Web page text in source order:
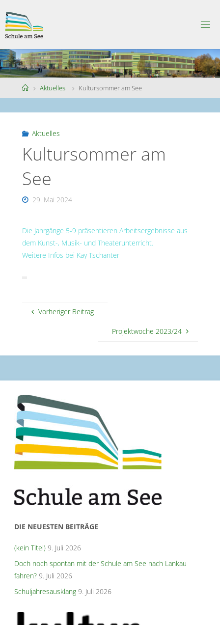
to
content
CHU
LEA
MS
EE
HomeAktuelles Kultursommer am See
Aktuelles
Kultursommer am
See
29. Mai 2024
Die Jahrgänge 5-9 präsentieren Arbeitsergebnisse aus
dem Kunst-, Musik- und Theaterunterricht.
Weitere Infos bei Kay Tschanter
Vorheriger Beitrag
Projektwoche 2023/24
DIE NEUESTEN BEITRÄGE
(kein Titel) 9. Juli 2026
Doch noch spontan mit der Schule am See nach Lankau
fahren? 9. Juli 2026
Schuljahresausklang 9. Juli 2026